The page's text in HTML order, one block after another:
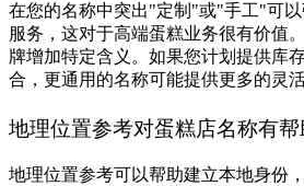
在您的名称中突出"定制"或"手工"可
服务，这对于高端蛋糕业务很有价值
牌增加特定含义。如果您计划提供库
合，更通用的名称可能提供更多的灵活
地理位置参考对蛋糕店名称有帮
地理位置参考可以帮助建立本地身份